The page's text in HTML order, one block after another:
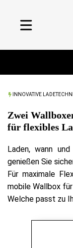
INNOVATIVE
Zwei
für flexibles
Laden, wann
genießen Sie
Für maximale
mobile Wallbox
Welche passt zu